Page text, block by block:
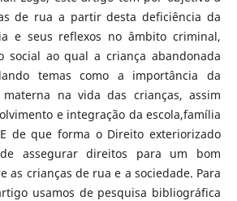
de rua a partir desta deficiência da
e seus reflexos no âmbito criminal,
social ao qual a criança abandonada
temas como a importância da
na vida das crianças, assim
e integração da escola,família
de que forma o Direito exteriorizado
assegurar direitos para um bom
as crianças de rua e a sociedade. Para
usamos de pesquisa bibliográfica